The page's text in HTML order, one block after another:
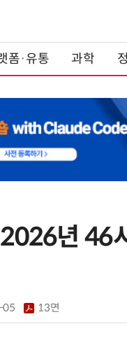
폼·유통 과학
년 46
05 13면